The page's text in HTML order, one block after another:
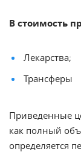
В стоимость
Лекарства;
Трансферы
Приведенные
как полный
определяется